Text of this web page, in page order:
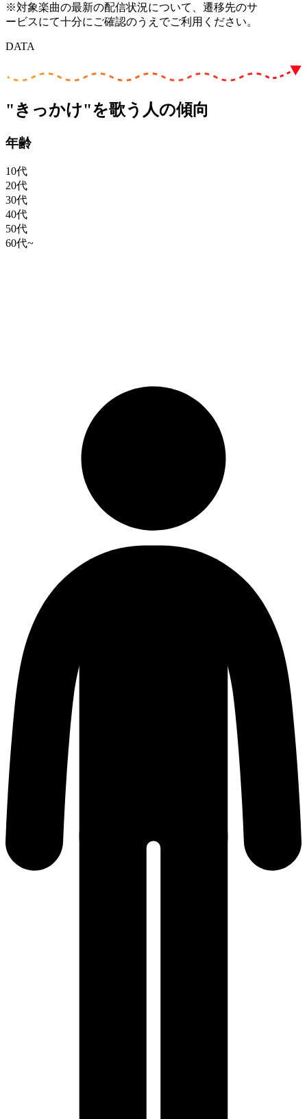
※対象楽曲の最新の配信状況について、遷移先のサ
ービスにて十分にご確認のうえでご利用ください。
DATA
"きっかけ"を歌う人の傾向
年齢
10代
20代
30代
40代
50代
60代~